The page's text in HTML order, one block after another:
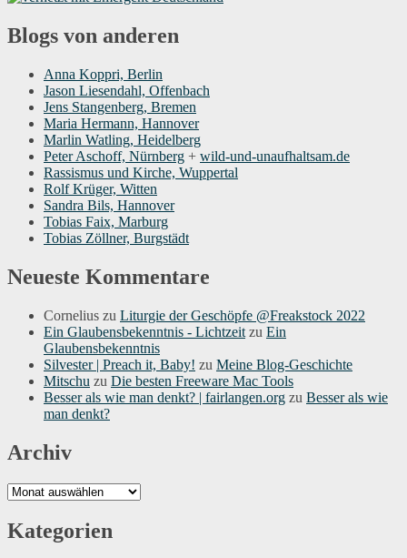
Blogs von anderen
Anna Koppri, Berlin
Jason Liesendahl, Offenbach
Jens Stangenberg, Bremen
Maria Hermann, Hannover
Marlin Watling, Heidelberg
Peter Aschoff, Nürnberg + wild-und-unaufhaltsam.de
Rassismus und Kirche, Wuppertal
Rolf Krüger, Witten
Sandra Bils, Hannover
Tobias Faix, Marburg
Tobias Zöllner, Burgstädt
Neueste Kommentare
Cornelius zu Liturgie der Geschöpfe @Freakstock 2022
Ein Glaubensbekenntnis - Lichtzeit zu Ein
Glaubensbekenntnis
Silvester | Preach it, Baby! zu Meine Blog-Geschichte
Mitschu zu Die besten Freeware Mac Tools
Besser als wie man denkt? | fairlangen.org zu Besser als wie
man denkt?
Archiv
Archiv
Kategorien